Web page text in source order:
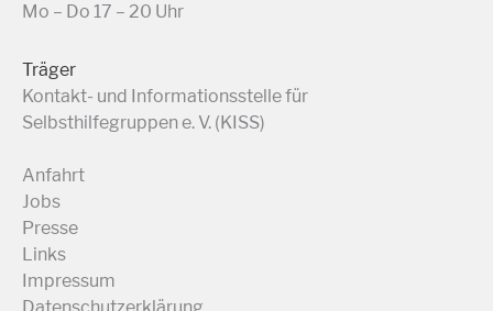
Mo – Do 17 – 20 Uhr
Träger
Kontakt- und Informationsstelle für
Selbsthilfegruppen e. V. (KISS)
Anfahrt
Jobs
Presse
Links
Impressum